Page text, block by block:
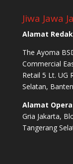
Jiwa Jawa
Alamat
The Ayoma
Commercial
Retail 5 Lt. UG
Selatan,
Alamat
Gria Jakarta,
Tangerang